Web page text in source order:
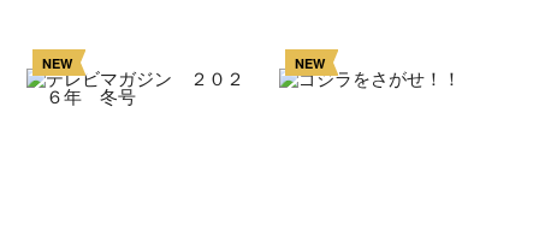
NEW NEW